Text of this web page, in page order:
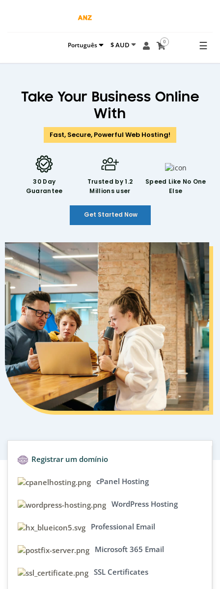
Português $ AUD 0 ☰
Take Your Business Online
With
Fast, Secure, Powerful Web Hosting!
30 Day
Guarantee
Trusted by 1.2
Millions user
Speed Like No One
Else
Get Started Now
Registrar um domínio
cPanel Hosting
WordPress Hosting
Professional Email
Microsoft 365 Email
SSL Certificates